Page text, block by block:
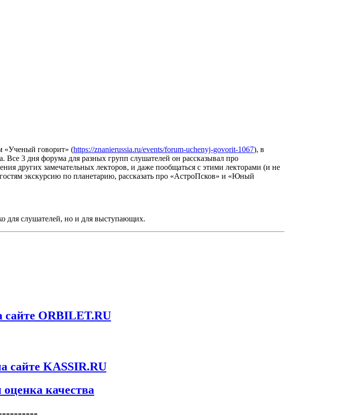
«Ученый говорит» (https://znanierussia.ru/events/forum-uchenyj-govorit-1067), в
3 дня форума для разных групп слушателей он рассказывал про
других замечательных лекторов, и даже пообщаться с этими лекторами (и не
экскурсию по планетарию, рассказать про «АстроПсков» и «Юный
для слушателей, но и для выступающих.
сайте ORBILET.RU
сайте KASSIR.RU
качества